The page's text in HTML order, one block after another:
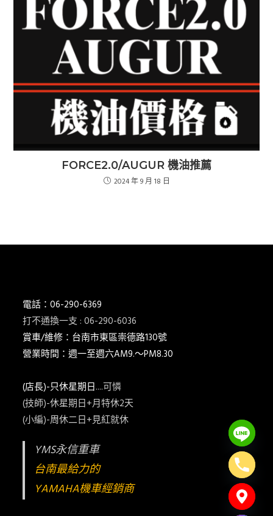
FORCE2.0/AUGUR 機油推薦
2024 年 9 月 18 日
電話：06-290-6369
打不通換一支 : 06-290-6036
賞車/維修：台南市東區崇德路130號
營業時間：週一至週六AM9.～PM8.30
(店長)-只休星期日....可憐
(技師)-休星期日+月特休2天
(小編)-周休二日+見紅就休
YMS永信重車
台南最給力的
YAMAHA機車經銷商